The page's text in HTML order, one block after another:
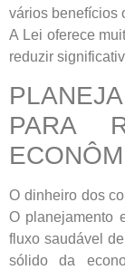
vários benefícios
A Lei oferece
reduzir
PARA
O dinheiro dos
O planejamento
fluxo saudável
sólido da